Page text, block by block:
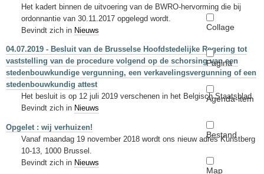
Collage
Pagina
Agenda-item
Bestand
Map
Het kadert binnen de uitvoering van de BWRO-hervorming die bij
ordonnantie van 30.11.2017 opgelegd wordt.
Bevindt zich in Nieuws
04.07.2019 - Besluit van de Brusselse Hoofdstedelijke Regering tot
vaststelling van de procedure volgend op de schorsing van een
stedenbouwkundige vergunning, een verkavelingsvergunning of een
stedenbouwkundig attest
Het besluit is op 12 juli 2019 verschenen in het Belgisch Staatsblad.
Bevindt zich in Nieuws
Opgelet : wij verhuizen!
Vanaf maandag 19 november 2018 wordt ons nieuw adres Kunstberg
10-13, 1000 Brussel.
Bevindt zich in Nieuws